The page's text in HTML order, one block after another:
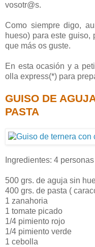
vosotr@s.
Como siempre digo,
hueso) para este guiso,
que más os guste.
En esta ocasión y a
olla express(*) para
GUISO DE
PASTA
Ingredientes: 4 personas
500 grs. de aguja sin
400 grs. de pasta (
1 zanahoria
1 tomate picado
1/4 pimiento rojo
1/4 pimiento verde
1 cebolla